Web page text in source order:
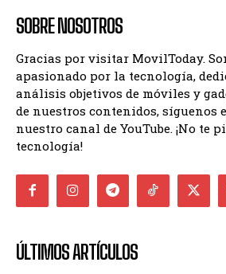
SOBRE NOSOTROS
Gracias por visitar MovilToday.
apasionado por la tecnología,
análisis objetivos de móviles y
de nuestros contenidos, síguenos
nuestro canal de YouTube. ¡No te
tecnología!
ÚLTIMOS ARTÍCULOS